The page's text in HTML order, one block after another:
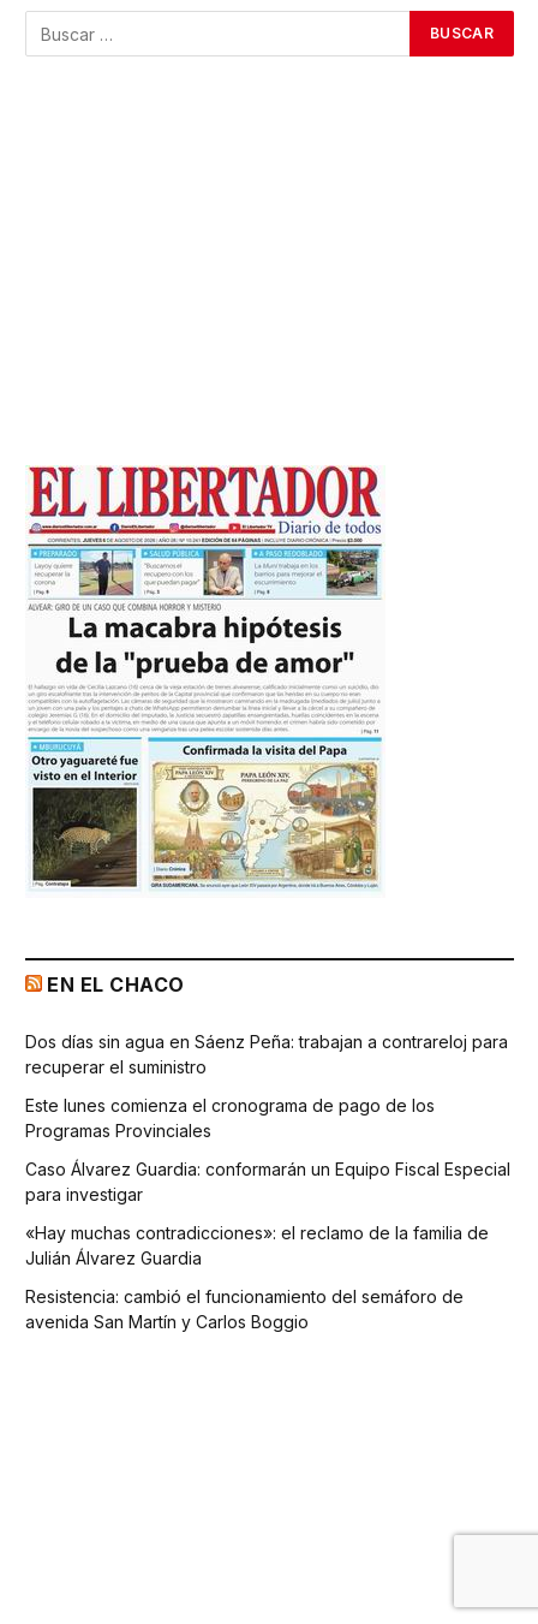
EN EL CHACO
Dos días sin agua en Sáenz Peña: trabajan a contrareloj para
recuperar el suministro
Este lunes comienza el cronograma de pago de los
Programas Provinciales
Caso Álvarez Guardia: conformarán un Equipo Fiscal Especial
para investigar
«Hay muchas contradicciones»: el reclamo de la familia de
Julián Álvarez Guardia
Resistencia: cambió el funcionamiento del semáforo de
avenida San Martín y Carlos Boggio